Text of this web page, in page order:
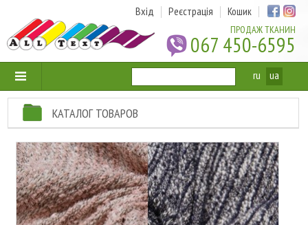
ПРОДАЖ ТКАНИН
067 450-6595
Вхід Реєстрація Кошик
ru ua
КАТАЛОГ ТОВАРОВ